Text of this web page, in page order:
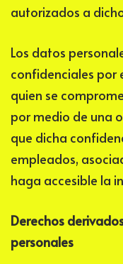
autorizados a
Los datos
confidenciales por
quien se
por medio de una
que dicha
empleados,
haga accesible la
Derechos
personales